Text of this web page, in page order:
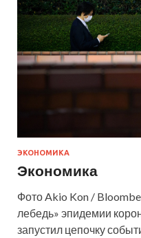
ЭКОНОМИКА
Экономика
Фото Akio Kon /
лебедь» эпидемии
запустил цепочку